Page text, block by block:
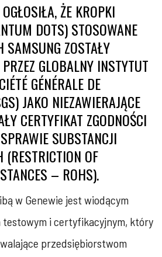
ŻE KROPKI
DOTS) STOSOWANE
SAMSUNG ZOSTAŁY
GLOBALNY INSTYTUT
GÉNÉRALE DE
JAKO NIEZAWIERAJĄCE
CERTYFIKAT ZGODNOŚCI
SUBSTANCJI
(RESTRICTION OF
– ROHS).
w Genewie jest wiodącym
testowym i certyfikacyjnym, który
przedsiębiorstwom